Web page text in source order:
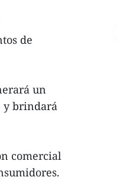
de
un
y brindará
comercial